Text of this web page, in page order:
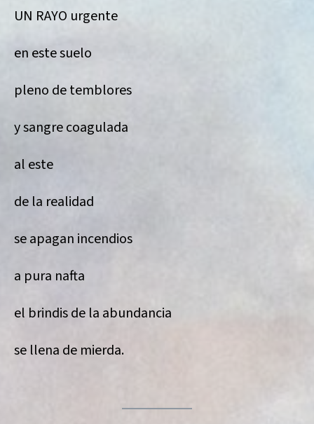
UN RAYO urgente
en este suelo
pleno de temblores
y sangre coagulada
al este
de la realidad
se apagan incendios
a pura nafta
el brindis de la abundancia
se llena de mierda.